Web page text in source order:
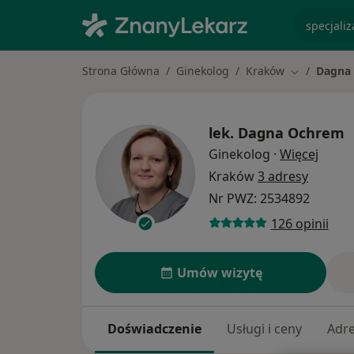
Strona Główna Ginekolog Kraków Zmień
lek. Dagna Ochrem
Ginekolog · Więcej
Kraków3 adresy
Nr PWZ: 2534892
126 opinii
Umów wizytę
Doświadczenie Usługi i ceny